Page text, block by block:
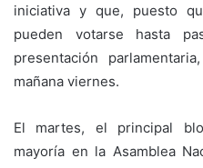
iniciativa y que, puesto
pueden votarse hasta
presentación
mañana viernes.
El martes, el principal
mayoría en la Asamblea